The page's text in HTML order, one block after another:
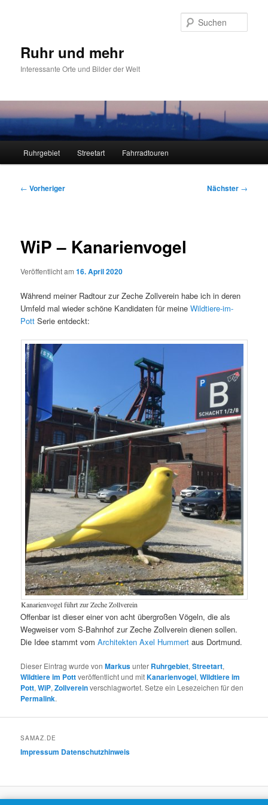
Ruhr und mehr
Interessante Orte und Bilder der Welt
Ruhrgebiet Streetart Fahrradtouren
Beitragsnavigation
← Vorheriger Nächster →
WiP – Kanarienvogel
Veröffentlicht am16. April 2020
Während meiner Radtour zur Zeche Zollverein habe ich in deren
Umfeld mal wieder schöne Kandidaten für meineWildtiere-im-
Pott Serie entdeckt:
Kanarienvogel führt zur Zeche Zollverein
Offenbar ist dieser einer von acht übergroßen Vögeln, die als
Wegweiser vom S-Bahnhof zur Zeche Zollverein dienen sollen.
Die Idee stammt vomArchitekten Axel Hummert aus Dortmund.
Dieser Eintrag wurde vonMarkusunter Ruhrgebiet,Streetart,
Wildtiere im Pottveröffentlicht und mitKanarienvogel,Wildtiere im
Pott,WiP,Zollvereinverschlagwortet. Setze ein Lesezeichen für den
Permalink.
SAMAZ.DE
Impressum Datenschutzhinweis